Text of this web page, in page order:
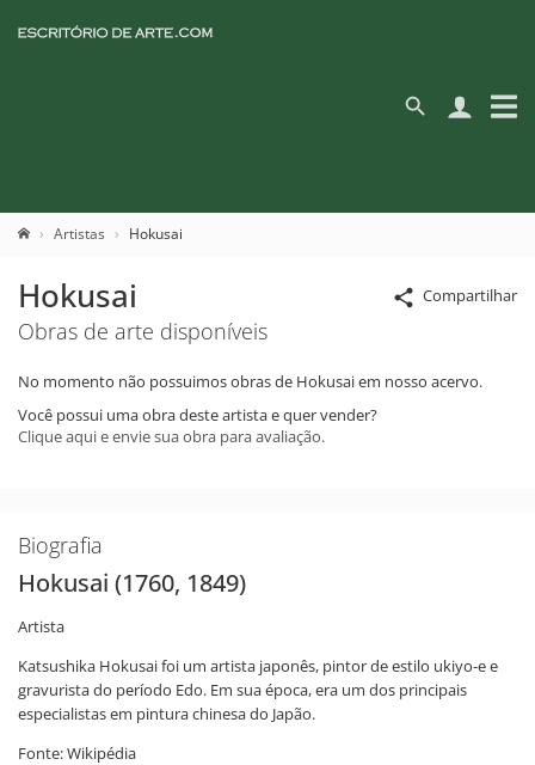
Artistas Hokusai
Compartilhar
Hokusai
Obras de arte disponíveis
No momento não possuimos obras de Hokusai em nosso acervo.
Você possui uma obra deste artista e quer vender?
Clique aqui e envie sua obra para avaliação.
Biografia
Hokusai (1760, 1849)
Artista
Katsushika Hokusai foi um artista japonês, pintor de estilo ukiyo-e e
gravurista do período Edo. Em sua época, era um dos principais
especialistas em pintura chinesa do Japão.
Fonte: Wikipédia